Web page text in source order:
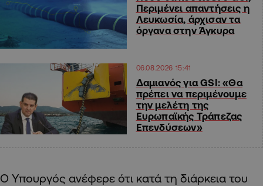
Περιμένει απαντήσεις η
Λευκωσία, άρχισαν τα
όργανα στην Άγκυρα
06.08.2026 15:41
Δαμιανός για GSI: «Θα
πρέπει να περιμένουμε
την μελέτη της
Ευρωπαϊκής Τράπεζας
Επενδύσεων»
Ο Υπουργός ανέφερε ότι κατά τη διάρκεια του